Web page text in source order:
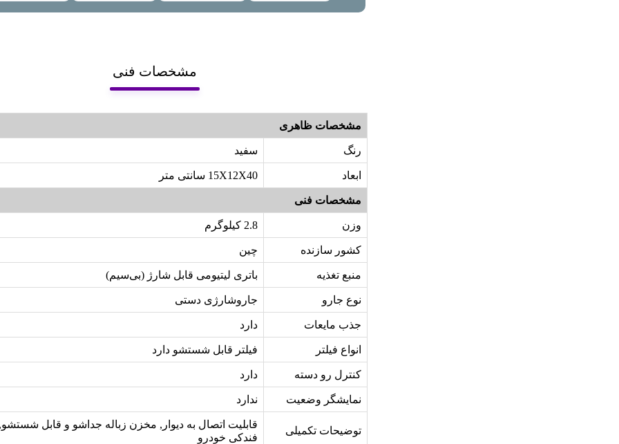
مشخصات فنی
مشخصات ظاهری
رنگ سفید
ابعاد 15X12X40 سانتی متر
مشخصات فنی
وزن 2.8 کیلوگرم
کشور سازنده چین
منبع تغذیه باتری لیتیومی قابل شارژ (بی‌سیم)
نوع جارو جاروشارژی دستی
جذب مایعات دارد
انواع فیلتر فیلتر قابل شستشو دارد
کنترل رو دسته دارد
نمایشگر وضعیت ندارد
توضیحات تکمیلی
قابلیت اتصال به دیوار, مخزن زباله جداشو و قابل شستشو,
فندکی خودرو